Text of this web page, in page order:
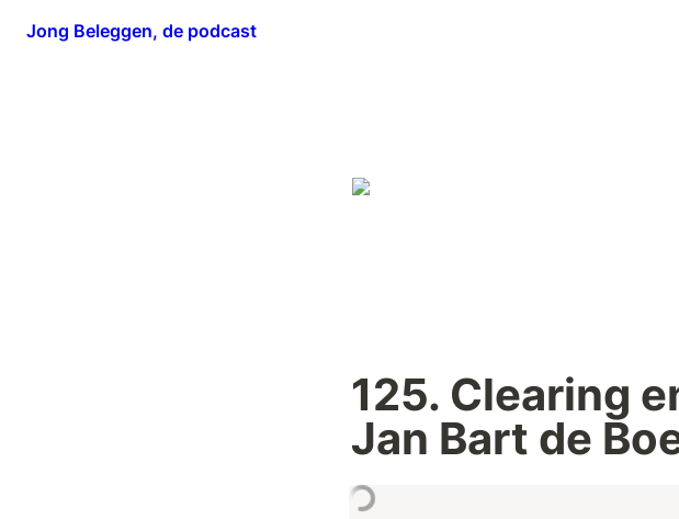
Jong Beleggen, de podcast
125. Clearing
Jan Bart de